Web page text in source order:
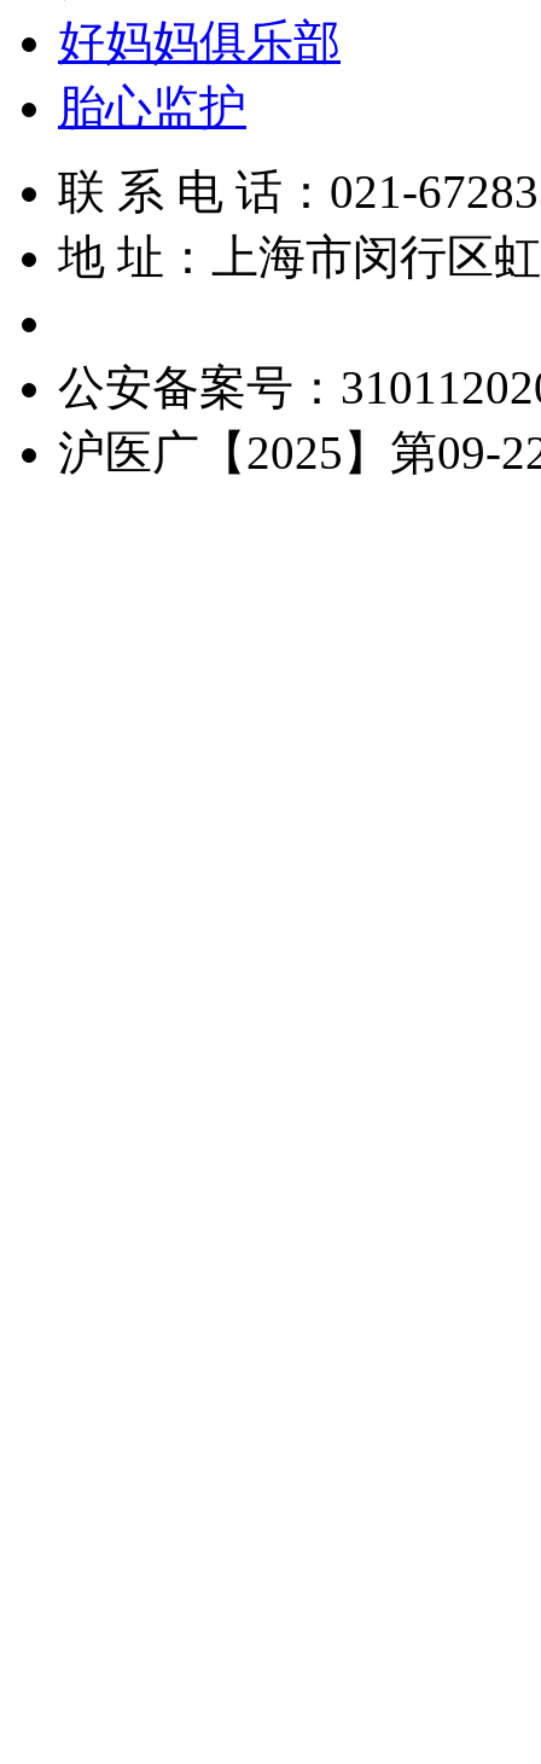
好妈妈俱乐部
胎心监护
联 系 电 话：021-
地 址：上海市闵行区
公安备案号：
沪医广【2025】第09-